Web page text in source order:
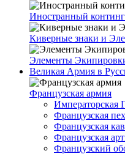
Иностранный
Киверные знаки и
Элементы
Великая Армия в
Французская армия
Императорская
Французская
Французская
Французская
Французский